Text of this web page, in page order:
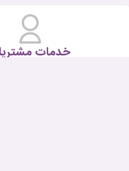
خدمات